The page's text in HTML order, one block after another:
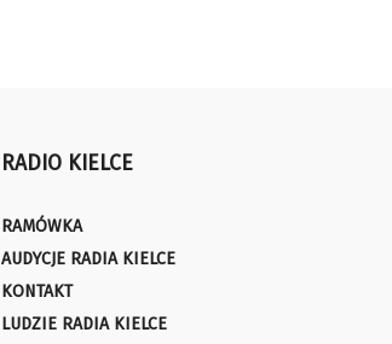
RADIO KIELCE
RAMÓWKA
AUDYCJE RADIA KIELCE
KONTAKT
LUDZIE RADIA KIELCE